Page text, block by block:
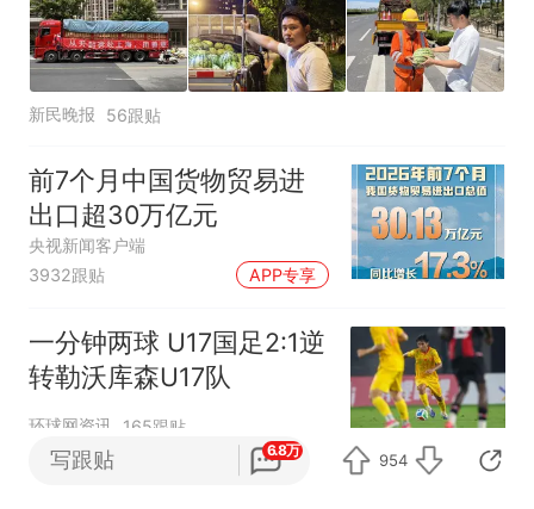
新民晚报 56跟贴
前7个月中国货物贸易进
出口超30万亿元
央视新闻客户端
3932跟贴
APP专享
一分钟两球 U17国足2:1逆
转勒沃库森U17队
环球网资讯 165跟贴
写跟贴 6.8万
954